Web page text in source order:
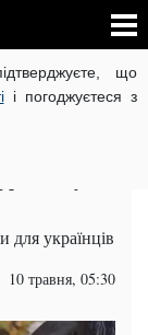
що
і погоджуєтеся з
В УКРАЇНІ
НА РУССКОМ
готує
українців
10 травня, 05:30